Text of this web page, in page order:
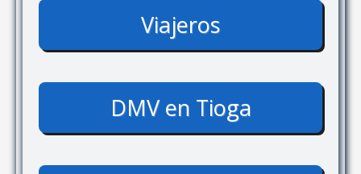
Viajeros
DMV en Tioga